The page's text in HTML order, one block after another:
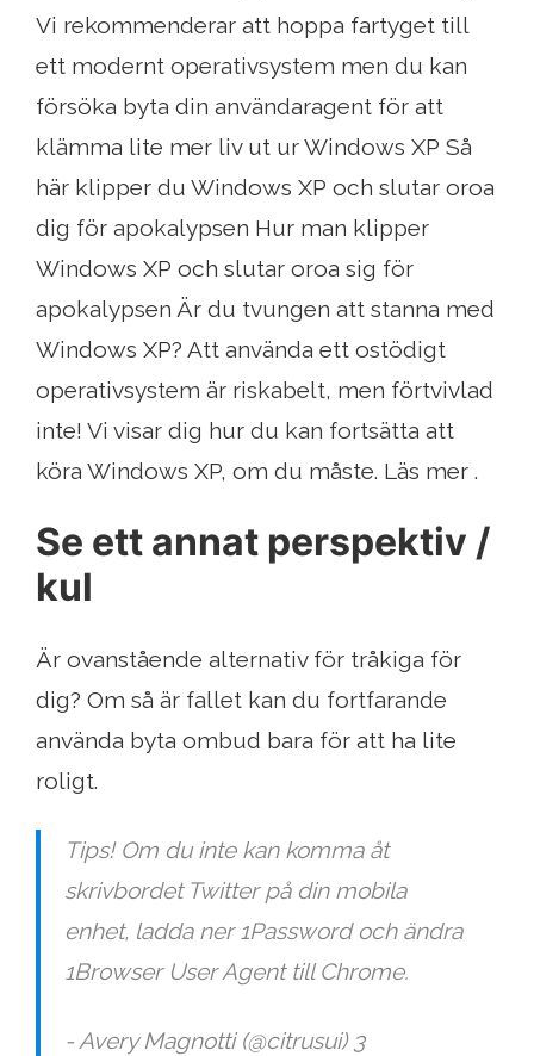
Vi rekommenderar att hoppa fartyget till
ett modernt operativsystem men du kan
försöka byta din användaragent för att
klämma lite mer liv ut ur Windows XP Så
här klipper du Windows XP och slutar oroa
dig för apokalypsen Hur man klipper
Windows XP och slutar oroa sig för
apokalypsen Är du tvungen att stanna med
Windows XP? Att använda ett ostödigt
operativsystem är riskabelt, men förtvivlad
inte! Vi visar dig hur du kan fortsätta att
köra Windows XP, om du måste. Läs mer .
Se ett annat perspektiv /
kul
Är ovanstående alternativ för tråkiga för
dig? Om så är fallet kan du fortfarande
använda byta ombud bara för att ha lite
roligt.
Tips! Om du inte kan komma åt
skrivbordet Twitter på din mobila
enhet, ladda ner 1Password och ändra
1Browser User Agent till Chrome.
- Avery Magnotti (@citrusui) 3